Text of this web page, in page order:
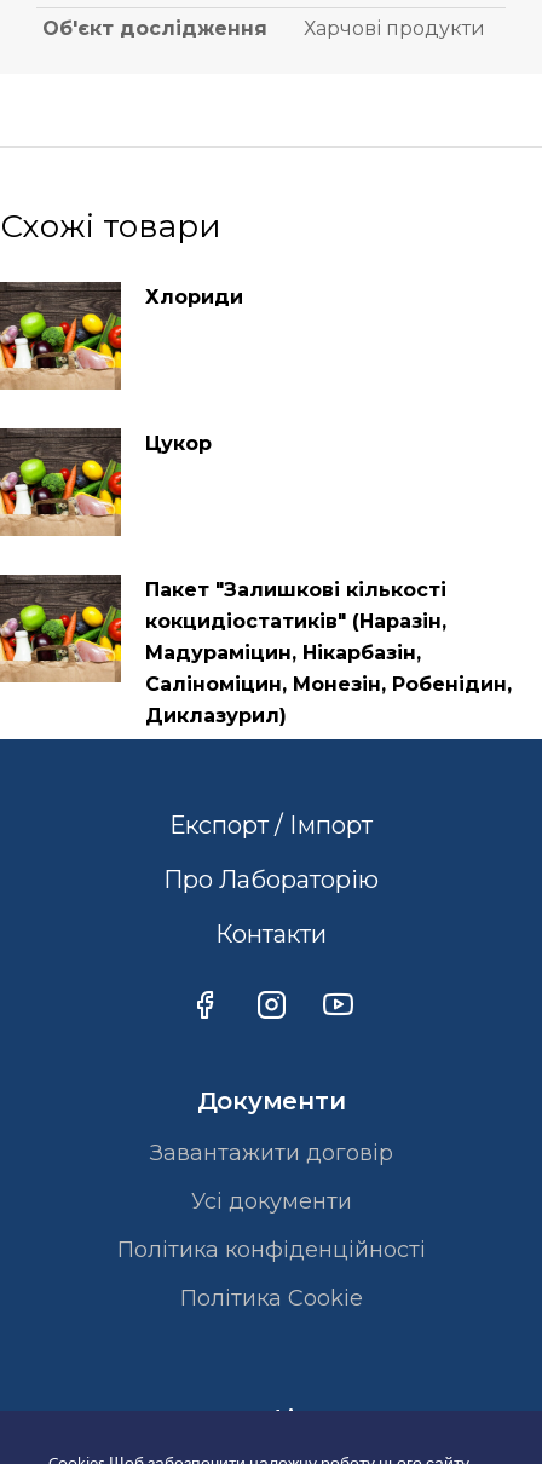
Об'єкт дослідження
Харчові продукти
Схожі товари
Хлориди
Цукор
Пакет "Залишкові кількості
кокцидіостатиків" (Наразін,
Мадураміцин, Нікарбазін,
Саліноміцин, Монезін, Робенідин,
Диклазурил)
Експорт / Імпорт
Про Лабораторію
Контакти
Документи
Завантажити договір
Усі документи
Політика конфіденційності
Полiтика Cookie
Сертифікати